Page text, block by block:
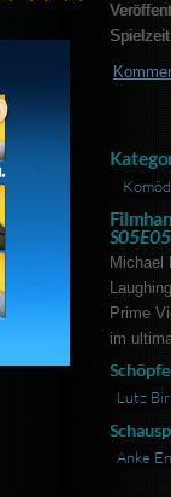
S05E05
Michael
Prime
im
Lutz
Anke